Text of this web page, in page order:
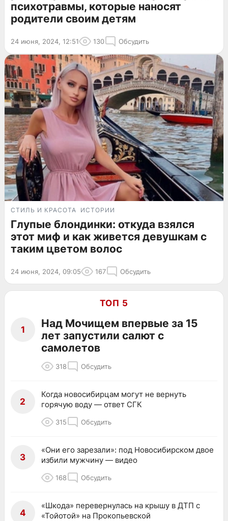
психотравмы, которые наносят
родители своим детям
24 июня, 2024, 12:51 130 Обсудить
СТИЛЬ И КРАСОТА ИСТОРИИ
Глупые блондинки: откуда взялся
этот миф и как живется девушкам с
таким цветом волос
24 июня, 2024, 09:05 167 Обсудить
ТОП 5
1
Над Мочищем впервые за 15
лет запустили салют с
самолетов
318 Обсудить
2
Когда новосибирцам могут не вернуть
горячую воду — ответ СГК
315 Обсудить
3
«Они его зарезали»: под Новосибирском двое
избили мужчину — видео
168 Обсудить
4
«Шкода» перевернулась на крышу в ДТП с
«Тойотой» на Прокопьевской